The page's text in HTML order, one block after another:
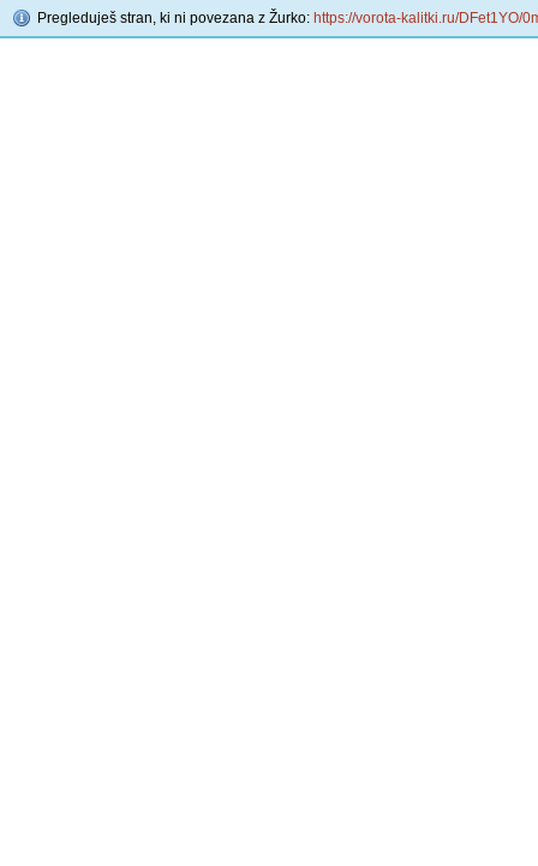
Pregleduješ stran, ki ni povezana z Žurko: https://vorota-kalitki.ru/DFet1YO/